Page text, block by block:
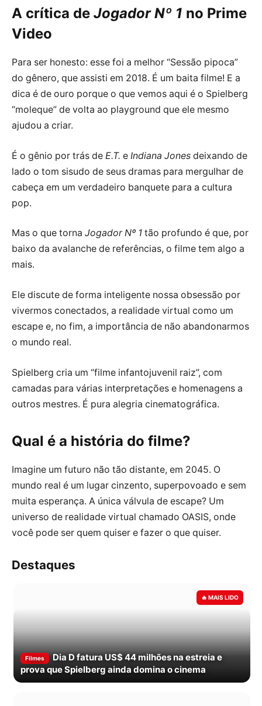
A crítica de Jogador Nº 1 no Prime
Video
Para ser honesto: esse foi a melhor “Sessão pipoca”
do gênero, que assisti em 2018. É um baita filme! E a
dica é de ouro porque o que vemos aqui é o Spielberg
“moleque” de volta ao playground que ele mesmo
ajudou a criar.
É o gênio por trás de E.T. e Indiana Jones deixando de
lado o tom sisudo de seus dramas para mergulhar de
cabeça em um verdadeiro banquete para a cultura
pop.
Mas o que torna Jogador Nº 1 tão profundo é que, por
baixo da avalanche de referências, o filme tem algo a
mais.
Ele discute de forma inteligente nossa obsessão por
vivermos conectados, a realidade virtual como um
escape e, no fim, a importância de não abandonarmos
o mundo real.
Spielberg cria um “filme infantojuvenil raiz”, com
camadas para várias interpretações e homenagens a
outros mestres. É pura alegria cinematográfica.
Qual é a história do filme?
Imagine um futuro não tão distante, em 2045. O
mundo real é um lugar cinzento, superpovoado e sem
muita esperança. A única válvula de escape? Um
universo de realidade virtual chamado OASIS, onde
você pode ser quem quiser e fazer o que quiser.
Destaques
Filmes
Dia D fatura US$ 44 milhões na estreia e
prova que Spielberg ainda domina o cinema